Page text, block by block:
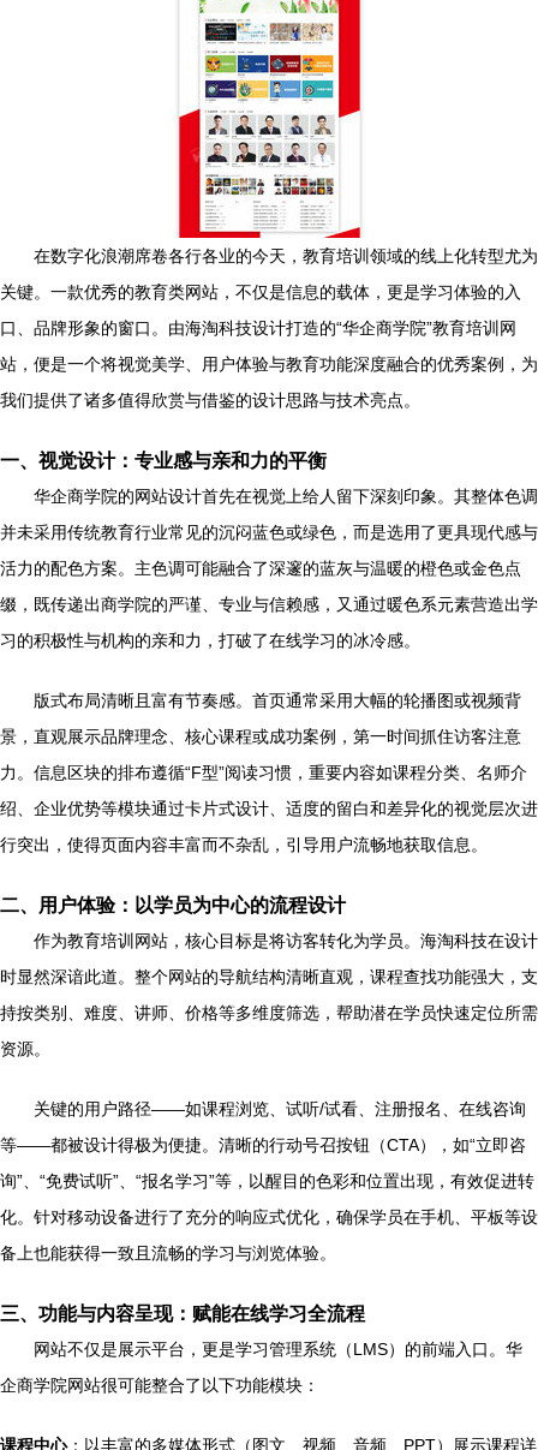
在数字化浪潮席卷各行各业的今天，教育培训领域的线上化转型尤为
关键。一款优秀的教育类网站，不仅是信息的载体，更是学习体验的入
口、品牌形象的窗口。由海淘科技设计打造的“华企商学院”教育培训网
站，便是一个将视觉美学、用户体验与教育功能深度融合的优秀案例，为
我们提供了诸多值得欣赏与借鉴的设计思路与技术亮点。
一、视觉设计：专业感与亲和力的平衡
华企商学院的网站设计首先在视觉上给人留下深刻印象。其整体色调
并未采用传统教育行业常见的沉闷蓝色或绿色，而是选用了更具现代感与
活力的配色方案。主色调可能融合了深邃的蓝灰与温暖的橙色或金色点
缀，既传递出商学院的严谨、专业与信赖感，又通过暖色系元素营造出学
习的积极性与机构的亲和力，打破了在线学习的冰冷感。
版式布局清晰且富有节奏感。首页通常采用大幅的轮播图或视频背
景，直观展示品牌理念、核心课程或成功案例，第一时间抓住访客注意
力。信息区块的排布遵循“F型”阅读习惯，重要内容如课程分类、名师介
绍、企业优势等模块通过卡片式设计、适度的留白和差异化的视觉层次进
行突出，使得页面内容丰富而不杂乱，引导用户流畅地获取信息。
二、用户体验：以学员为中心的流程设计
作为教育培训网站，核心目标是将访客转化为学员。海淘科技在设计
时显然深谙此道。整个网站的导航结构清晰直观，课程查找功能强大，支
持按类别、难度、讲师、价格等多维度筛选，帮助潜在学员快速定位所需
资源。
关键的用户路径——如课程浏览、试听/试看、注册报名、在线咨询
等——都被设计得极为便捷。清晰的行动号召按钮（CTA），如“立即咨
询”、“免费试听”、“报名学习”等，以醒目的色彩和位置出现，有效促进转
化。针对移动设备进行了充分的响应式优化，确保学员在手机、平板等设
备上也能获得一致且流畅的学习与浏览体验。
三、功能与内容呈现：赋能在线学习全流程
网站不仅是展示平台，更是学习管理系统（LMS）的前端入口。华
企商学院网站很可能整合了以下功能模块：
课程中心：以丰富的多媒体形式（图文、视频、音频、PPT）展示课程详